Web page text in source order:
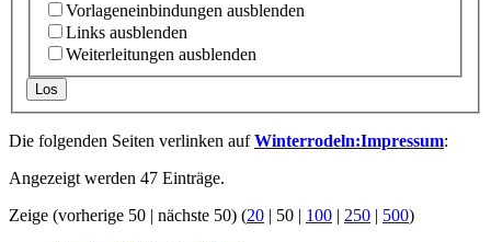
Vorlageneinbindungen ausblenden
Links ausblenden
Weiterleitungen ausblenden
Los
Die folgenden Seiten verlinken aufWinterrodeln:Impressum:
Angezeigt werden 47 Einträge.
Zeige (vorherige 50 | nächste 50) (20 | 50 | 100 | 250 | 500)